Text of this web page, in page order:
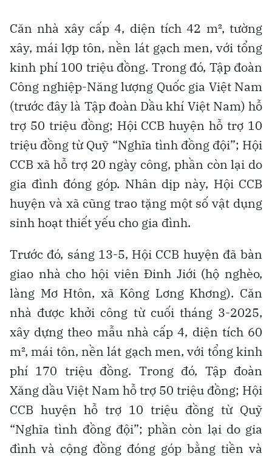
Căn nhà xây cấp 4, diện tích 42 m², tường
xây, mái lợp tôn, nền lát gạch men, với tổng
kinh phí 100 triệu đồng. Trong đó, Tập đoàn
Công nghiệp-Năng lượng Quốc gia Việt Nam
(trước đây là Tập đoàn Dầu khí Việt Nam) hỗ
trợ 50 triệu đồng; Hội CCB huyện hỗ trợ 10
triệu đồng từ Quỹ “Nghĩa tình đồng đội”; Hội
CCB xã hỗ trợ 20 ngày công, phần còn lại do
gia đình đóng góp. Nhân dịp này, Hội CCB
huyện và xã cũng trao tặng một số vật dụng
sinh hoạt thiết yếu cho gia đình.
Trước đó, sáng 13-5, Hội CCB huyện đã bàn
giao nhà cho hội viên Đinh Jiới (hộ nghèo,
làng Mơ Htôn, xã Kông Lơng Khơng). Căn
nhà được khởi công từ cuối tháng 3-2025,
xây dựng theo mẫu nhà cấp 4, diện tích 60
m², mái tôn, nền lát gạch men, với tổng kinh
phí 170 triệu đồng. Trong đó, Tập đoàn
Xăng dầu Việt Nam hỗ trợ 50 triệu đồng; Hội
CCB huyện hỗ trợ 10 triệu đồng từ Quỹ
“Nghĩa tình đồng đội”; phần còn lại do gia
đình và cộng đồng đóng góp bằng tiền và